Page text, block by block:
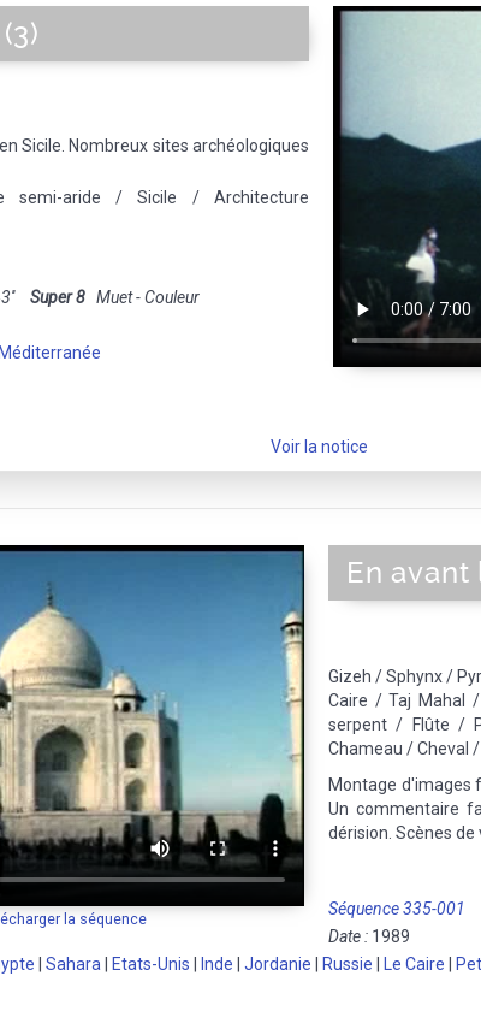
Sicile. Nombreux sites archéologiques
semi-aride / Sicile / Architecture
Super 8 Muet - Couleur
Voir la notice
la séquence
En avant
Gizeh / Sphynx /
Caire / Taj Mahal
serpent / Flûte /
Chameau / Cheval
Montage d'images
Un commentaire
dérision. Scènes
Séquence 335-001
Date : 1989
Sahara Etats-Unis Inde Jordanie Russie Le Caire